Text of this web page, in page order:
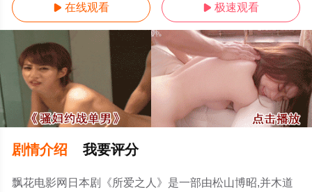
 在线观看  极速观看
剧情介绍 我要评分
飘花电影网日本剧《所爱之人》是一部由松山博昭,并木道